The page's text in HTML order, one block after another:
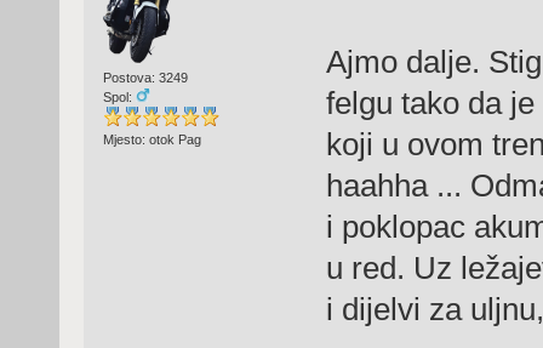
Postova: 3249
Spol:
Mjesto: otok Pag
Ajmo dalje.
felgu tako da
koji u ovom
haahha ...
i poklopac
u red. Uz
i dijelvi za